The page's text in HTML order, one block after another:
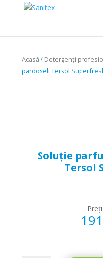
Acasă / Detergenți
pardoseli Tersol
Soluție
Tersol